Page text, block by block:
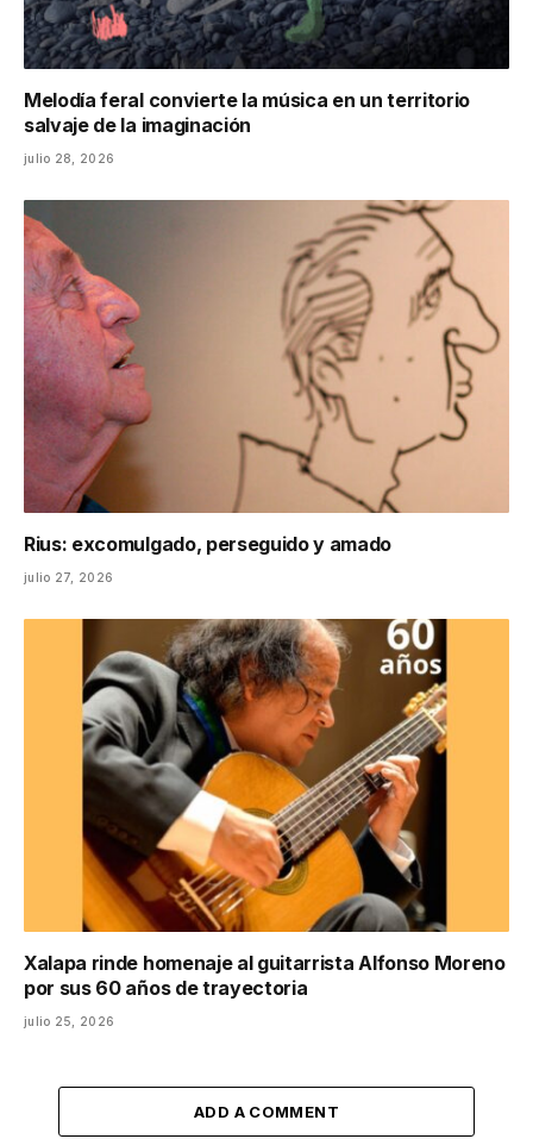
Melodía feral convierte la música en un territorio
salvaje de la imaginación
julio 28, 2026
Rius: excomulgado, perseguido y amado
julio 27, 2026
Xalapa rinde homenaje al guitarrista Alfonso Moreno
por sus 60 años de trayectoria
julio 25, 2026
ADD A COMMENT